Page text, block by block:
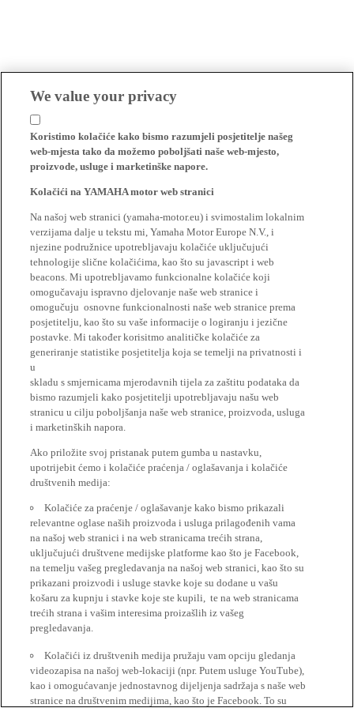
We value your privacy
Koristimo kolačiće kako bismo razumjeli posjetitelje našeg
web-mjesta tako da možemo poboljšati naše web-mjesto,
proizvode, usluge i marketinške napore.
Kolačići na YAMAHA motor web stranici
Na našoj web stranici (yamaha-motor.eu) i svimostalim lokalnim
verzijama dalje u tekstu mi, Yamaha Motor Europe N.V., i
njezine podružnice upotrebljavaju kolačiće uključujući
tehnologije slične kolačićima, kao što su javascript i web
beacons. Mi upotrebljavamo funkcionalne kolačiće koji
omogučavaju ispravno djelovanje naše web stranice i
omogučuju osnovne funkcionalnosti naše web stranice prema
posjetitelju, kao što su vaše informacije o logiranju i jezične
postavke. Mi također korisitmo analitičke kolačiće za
generiranje statistike posjetitelja koja se temelji na privatnosti i
u
skladu s smjernicama mjerodavnih tijela za zaštitu podataka da
bismo razumjeli kako posjetitelji upotrebljavaju našu web
stranicu u cilju poboljšanja naše web stranice, proizvoda, usluga
i marketinških napora.
Ako priložite svoj pristanak putem gumba u nastavku,
upotrijebit ćemo i kolačiće praćenja / oglašavanja i kolačiće
društvenih medija:
Kolačiće za praćenje / oglašavanje kako bismo prikazali
relevantne oglase naših proizvoda i usluga prilagođenih vama
na našoj web stranici i na web stranicama trećih strana,
uključujući društvene medijske platforme kao što je Facebook,
na temelju vašeg pregledavanja na našoj web stranici, kao što su
prikazani proizvodi i usluge stavke koje su dodane u vašu
košaru za kupnju i stavke koje ste kupili, te na web stranicama
trećih strana i vašim interesima proizašlih iz vašeg
pregledavanja.
Kolačići iz društvenih medija pružaju vam opciju gledanja
videozapisa na našoj web-lokaciji (npr. Putem usluge YouTube),
kao i omogućavanje jednostavnog dijeljenja sadržaja s naše web
stranice na društvenim medijima, kao što je Facebook. To su